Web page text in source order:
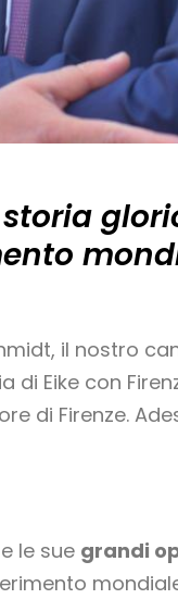
il nostro
di Eike con
di Firenze.
e le sue grandi